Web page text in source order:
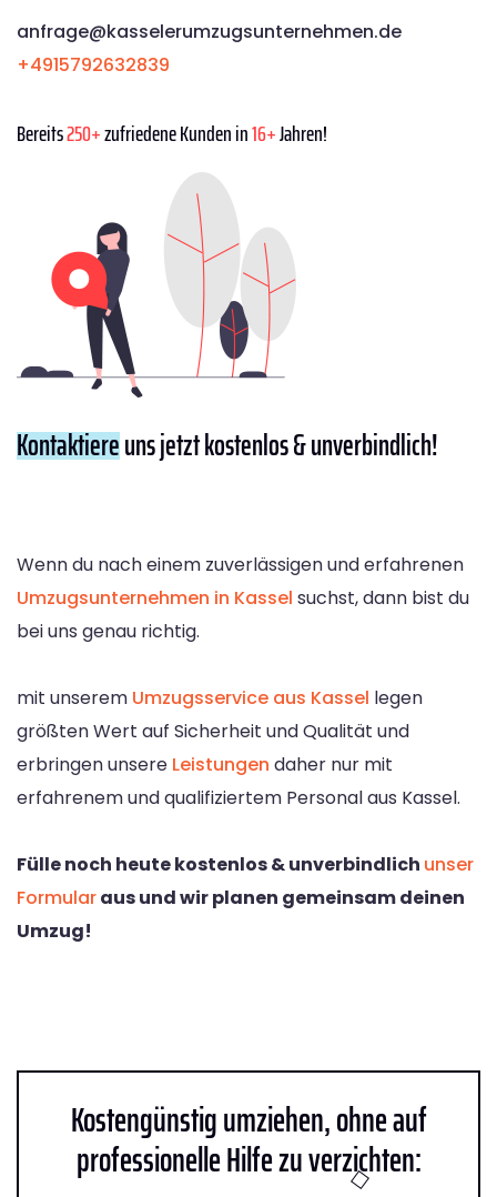
anfrage@kasselerumzugsunternehmen.de
+4915792632839
Bereits250+zufriedene Kunden in16+Jahren!
Kontaktiereuns jetzt kostenlos & unverbindlich!
Wenn du nach einem zuverlässigen und erfahrenen
Umzugsunternehmen in Kassel suchst, dann bist du
bei uns genau richtig.
mit unserem Umzugsservice aus Kassel legen
größten Wert auf Sicherheit und Qualität und
erbringen unsere Leistungen daher nur mit
erfahrenem und qualifiziertem Personal aus Kassel.
Fülle noch heute kostenlos & unverbindlich unser
Formularaus und wir planen gemeinsam deinen
Umzug!
Kostengünstig umziehen, ohne auf
professionelle Hilfe zu verzichten: